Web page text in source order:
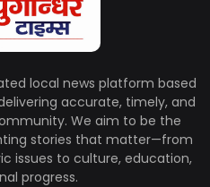
local news platform based
accurate, timely, and
We aim to be the
stories that matter—from
issues to culture, education,
progress.